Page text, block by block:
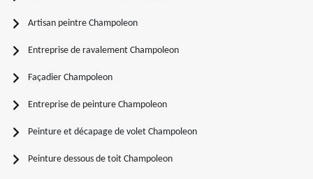
Artisan peintre Champoleon
Entreprise de ravalement Champoleon
Façadier Champoleon
Entreprise de peinture Champoleon
Peinture et décapage de volet Champoleon
Peinture dessous de toit Champoleon